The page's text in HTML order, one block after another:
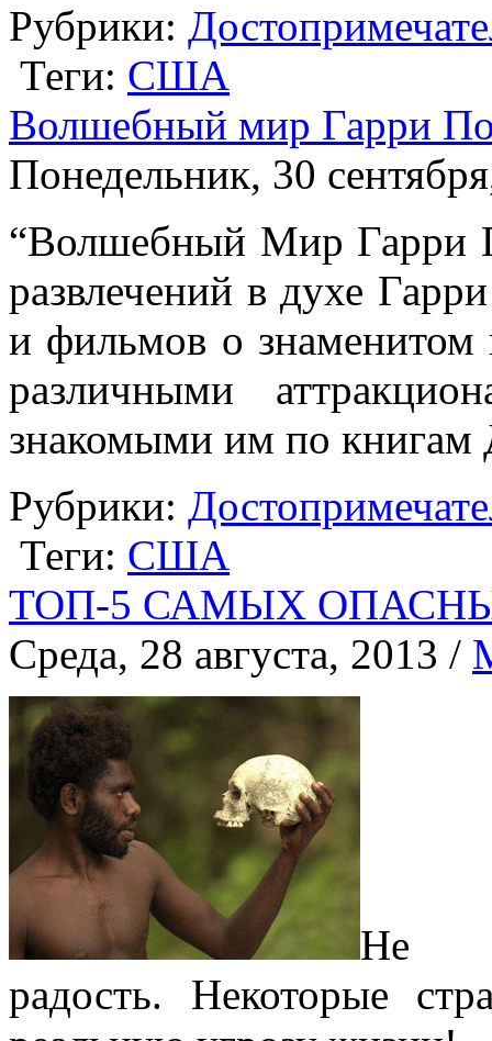
Рубрики:
Теги: США
Волшебный мир Гарри
Понедельник, 30
“Волшебный Мир Гарри
развлечений в духе
и фильмов о знаменитом
различными
знакомыми им по
Рубрики:
Теги: США
ТОП-5 САМЫХ
Среда, 28 августа, 2013 /
Не
радость. Некоторые